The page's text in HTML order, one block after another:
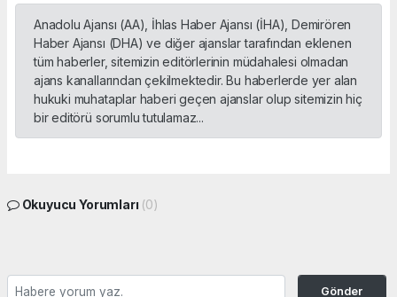
Anadolu Ajansı (AA), İhlas Haber Ajansı (İHA), Demirören
Haber Ajansı (DHA) ve diğer ajanslar tarafından eklenen
tüm haberler, sitemizin editörlerinin müdahalesi olmadan
ajans kanallarından çekilmektedir. Bu haberlerde yer alan
hukuki muhataplar haberi geçen ajanslar olup sitemizin hiç
bir editörü sorumlu tutulamaz...
Okuyucu Yorumları (0)
Gönder